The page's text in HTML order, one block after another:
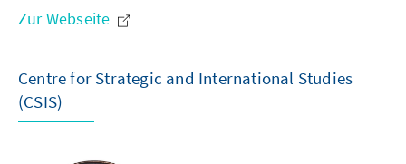
Zur Webseite
Centre for Strategic and International Studies
(CSIS)